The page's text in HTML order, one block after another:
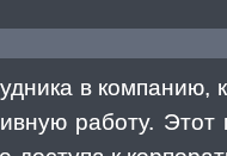
в компанию,
работу. Этот